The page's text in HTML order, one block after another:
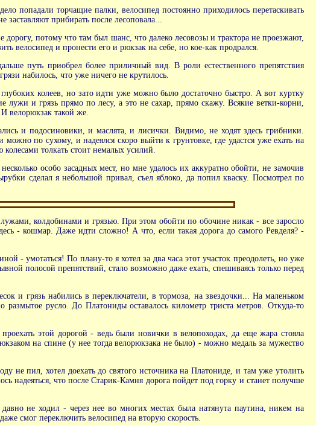
попадали торчащие палки, велосипед постоянно приходилось перетаскивать
прибирать после лесоповала...
потому что там был шанс, что далеко лесовозы и трактора не проезжают,
велосипед и пронести его и рюкзак на себе, но кое-как продрался.
путь приобрел более приличный вид. В роли естественного препятствия
набилось, что уже ничего не крутилось.
колеев, но зато идти уже можно было достаточно быстро. А вот куртку
и грязь прямо по лесу, а это не сахар, прямо скажу. Всякие ветки-корни,
велорюкзак такой же.
и подосиновики, и маслята, и лисички. Видимо, не ходят здесь грибники.
по сухому, и надеялся скоро выйти к грунтовке, где удастся уже ехать на
колесами толкать стоит немалых усилий.
особо засадных мест, но мне удалось их аккуратно обойти, не замочив
сделал я небольшой привал, съел яблоко, да попил кваску. Посмотрел по
колдобинами и грязью. При этом обойти по обочине никак - все заросло
- кошмар. Даже идти сложно! А что, если такая дорога до самого Ревделя? -
- умотаться! По плану-то я хотел за два часа этот участок преодолеть, но уже
полосой препятствий, стало возможно даже ехать, спешиваясь только перед
и грязь набились в переключатели, в тормоза, на звездочки... На маленьком
русло. До Платониды оставалось километр триста метров. Откуда-то
этой дорогой - ведь были новички в велопоходах, да еще жара стояла
на спине (у нее тогда велорюкзака не было) - можно медаль за мужество
не пил, хотел доехать до святого источника на Платониде, и там уже утолить
надеяться, что после Старик-Камня дорога пойдет под горку и станет получше
не ходил - через нее во многих местах была натянута паутина, никем на
смог переключить велосипед на вторую скорость.